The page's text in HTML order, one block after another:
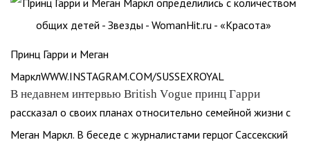
Принц Гарри и Меган
МарклWWW.INSTAGRAM.COM/SUSSEXROYAL
В недавнем интервью British Vogue принц Гарри
рассказал о своих планах относительно семейной жизни с
Меган Маркл. В беседе с журналистами герцог Сассекский